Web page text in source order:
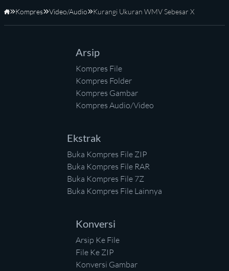
Beranda
Kompres Video/Audio Kurangi Ukuran WMV Sebesar X
Arsip
Kompres File
Kompres Folder
Kompres Gambar
Kompres Audio/Video
Ekstrak
Buka Kompres File ZIP
Buka Kompres File RAR
Buka Kompres File 7Z
Buka Kompres File Lainnya
Konversi
Arsip Ke File
File Ke ZIP
Konversi Gambar